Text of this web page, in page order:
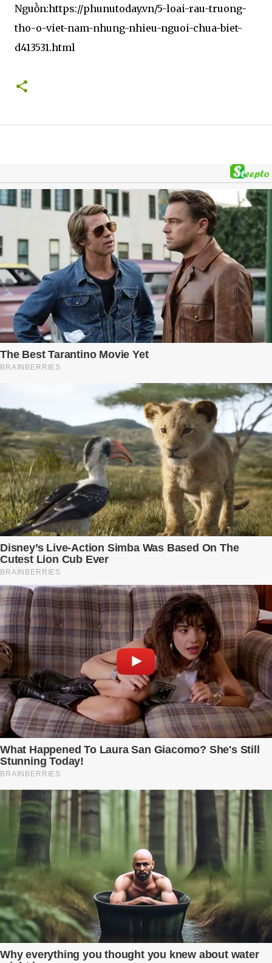
Nguṑn:https://phunutoday.vn/5-loai-rau-truong-
tho-o-viet-nam-nhung-nhieu-nguoi-chua-biet-
d413531.html